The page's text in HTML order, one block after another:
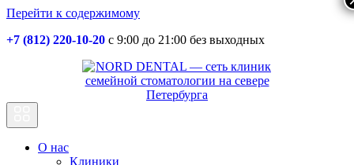
Перейти к содержимому
+7 (812) 220-10-20 с 9:00 до 21:00 без выходных
Основная
навигация
О нас
Клиники